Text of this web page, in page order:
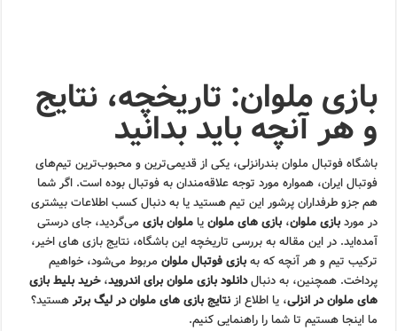
بازی ملوان: تاریخچه، نتایج
و هر آنچه باید بدانید
باشگاه فوتبال ملوان بندرانزلی، یکی از قدیمی‌ترین و محبوب‌ترین تیم‌های
فوتبال ایران، همواره مورد توجه علاقه‌مندان به فوتبال بوده است. اگر شما
هم جزو طرفداران پرشور این تیم هستید یا به دنبال کسب اطلاعات بیشتری
در موردبازی ملوان،بازی های ملوانیاملوان بازی می‌گردید، جای درستی
آمده‌اید. در این مقاله به بررسی تاریخچه این باشگاه، نتایج بازی های اخیر،
ترکیب تیم و هر آنچه که بهبازی فوتبال ملوان مربوط می‌شود، خواهیم
پرداخت. همچنین، به دنبالدانلود بازی ملوان برای اندروید،خرید بلیط بازی
های ملوان در انزلی، یا اطلاع ازنتایج بازی های ملوان در لیگ برترهستید؟
ما اینجا هستیم تا شما را راهنمایی کنیم.